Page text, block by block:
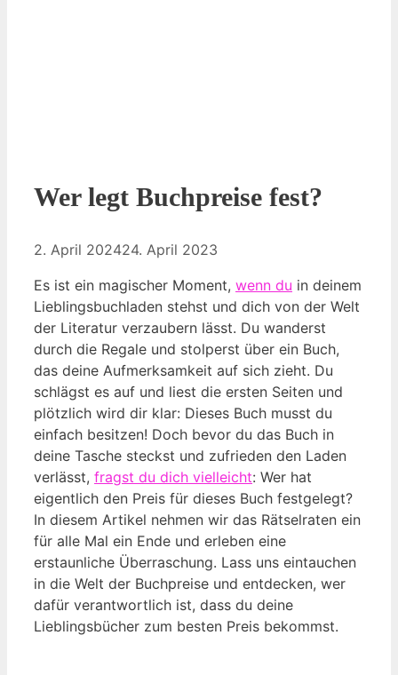
Wer legt Buchpreise fest?
2. April 202424. April 2023
Es ist ein magischer Moment, wenn du in deinem
Lieblingsbuchladen stehst und dich von der Welt
der Literatur verzaubern lässt. Du wanderst
durch die Regale und stolperst über ein Buch,
das deine Aufmerksamkeit auf sich zieht. Du
schlägst es auf und liest die ersten Seiten und
plötzlich wird dir klar: Dieses Buch musst du
einfach besitzen! Doch bevor du das Buch in
deine Tasche steckst und zufrieden den Laden
verlässt, fragst du dich vielleicht: Wer hat
eigentlich den Preis für dieses Buch festgelegt?
In diesem Artikel nehmen wir das Rätselraten ein
für alle Mal ein Ende und erleben eine
erstaunliche Überraschung. Lass uns eintauchen
in die Welt der Buchpreise und entdecken, wer
dafür verantwortlich ist, dass du deine
Lieblingsbücher zum besten Preis bekommst.